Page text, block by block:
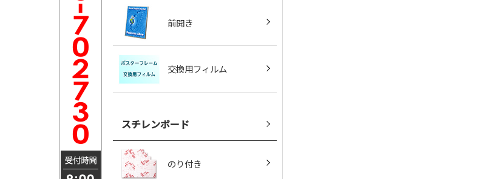
前開き
交換用フィルム
スチレンボード
のり付き